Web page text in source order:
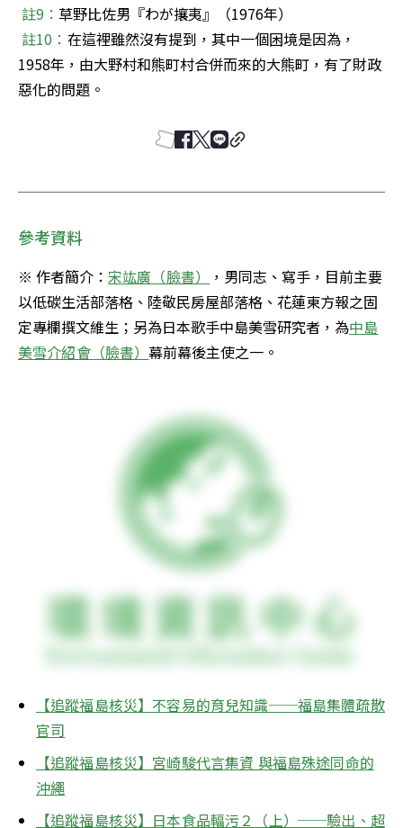
註9：草野比佐男『わが攘夷』（1976年）
註10： 在這裡雖然沒有提到，其中一個困境是因為，
1958年，由大野村和熊町村合併而來的大熊町，有了財政
惡化的問題。
參考資料
※ 作者簡介： 宋竑廣（臉書）
，男同志、寫手，目前主要
以低碳生活部落格、陸敬民房屋部落格、花蓮東方報之固
定專欄撰文維生；另為日本歌手中島美雪研究者，為中島
美雪介紹會（臉書）幕前幕後主使之一。
【追蹤福島核災】不容易的育兒知識──福島集體疏散
官司
【追蹤福島核災】宮崎駿代言集資 與福島殊途同命的
沖繩
【追蹤福島核災】日本食品輻污２（上）──驗出、超